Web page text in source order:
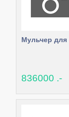
Мульчер для
836000 .-